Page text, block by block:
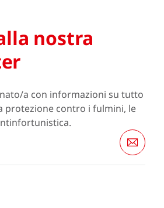
nostra
a con informazioni su tutto
protezione contro i fulmini, le